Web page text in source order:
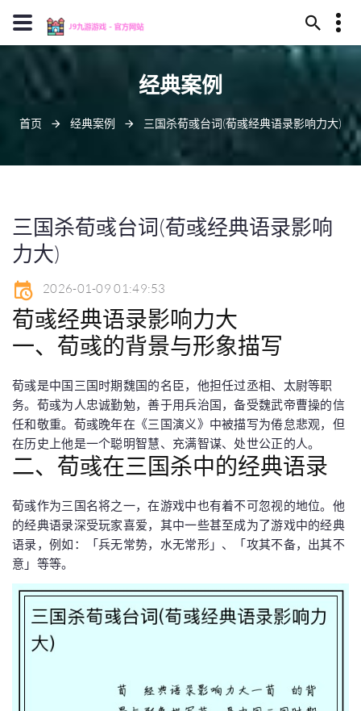
13594780352
建阳市在钥之渊115号
经典案例
首页 经典案例 三国杀荀彧台词(荀彧经典语录影响力大)
三国杀荀彧台词(荀彧经典语录影响
力大)
2026-01-09 01:49:53
荀彧经典语录影响力大
一、荀彧的背景与形象描写
荀彧是中国三国时期魏国的名臣，他担任过丞相、太尉等职
务。荀彧为人忠诚勤勉，善于用兵治国，备受魏武帝曹操的信
任和敬重。荀彧晚年在《三国演义》中被描写为倦怠悲观，但
在历史上他是一个聪明智慧、充满智谋、处世公正的人。
二、荀彧在三国杀中的经典语录
荀彧作为三国名将之一，在游戏中也有着不可忽视的地位。他
的经典语录深受玩家喜爱，其中一些甚至成为了游戏中的经典
语录，例如：「兵无常势，水无常形」、「攻其不备，出其不
意」等等。